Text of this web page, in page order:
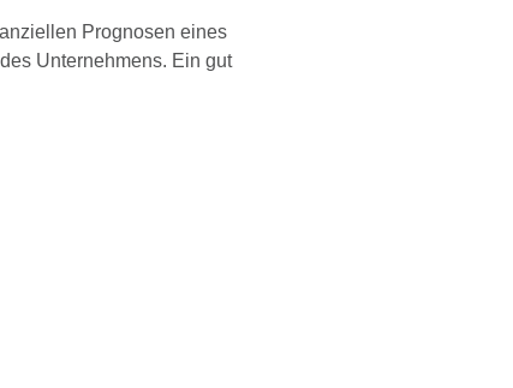
Prognosen eines
Unternehmens. Ein gut